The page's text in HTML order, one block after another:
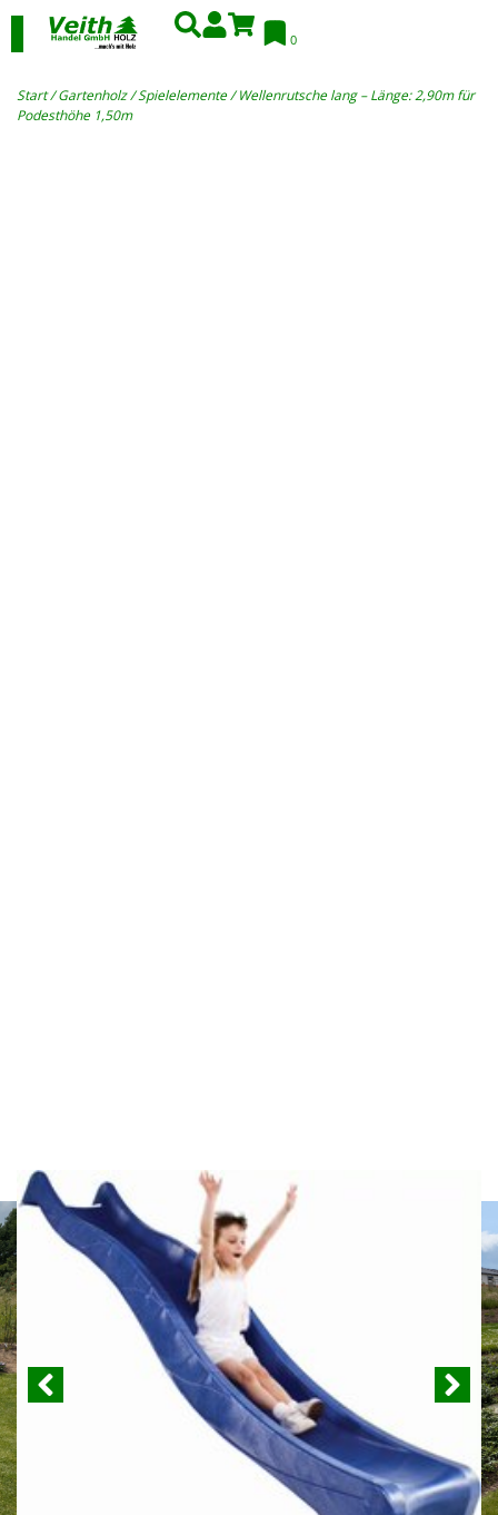
0
Start/Gartenholz/Spielelemente/ Wellenrutsche lang – Länge: 2,90m für
Podesthöhe 1,50m